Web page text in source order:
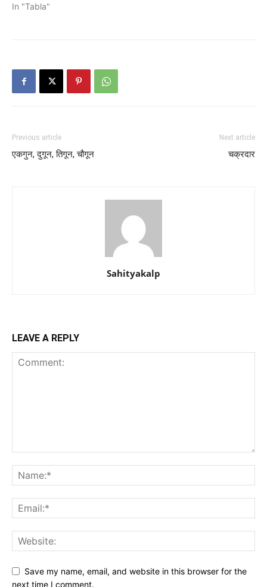
In "Tabla"
Previous article
एकगुन, दुगून, तिगून, चौगून
Next article
चक्रदार
Sahityakalp
LEAVE A REPLY
Save my name, email, and website in this browser for the
next time I comment.